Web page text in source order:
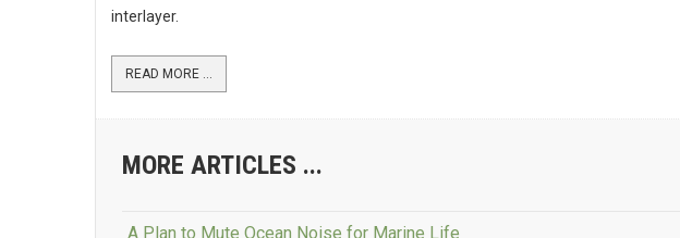
interlayer.
READ MORE ...
MORE ARTICLES ...
A Plan to Mute Ocean Noise for Marine Life